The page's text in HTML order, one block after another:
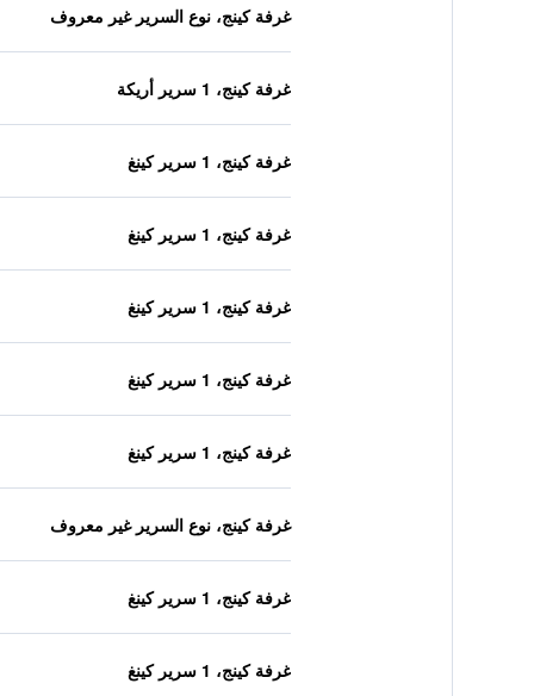
غرفة كينج، نوع السرير غير معروف
غرفة كينج، 1 سرير أريكة
غرفة كينج، 1 سرير كينغ
غرفة كينج، 1 سرير كينغ
غرفة كينج، 1 سرير كينغ
غرفة كينج، 1 سرير كينغ
غرفة كينج، 1 سرير كينغ
غرفة كينج، نوع السرير غير معروف
غرفة كينج، 1 سرير كينغ
غرفة كينج، 1 سرير كينغ